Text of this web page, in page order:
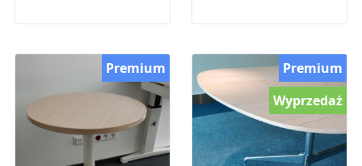
Premium
Wyprzedaż
Premium